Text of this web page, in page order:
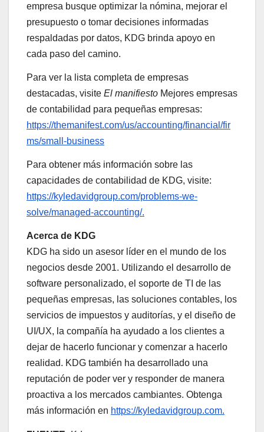
empresa busque optimizar la nómina, mejorar el
presupuesto o tomar decisiones informadas
respaldadas por datos, KDG brinda apoyo en
cada paso del camino.
Para ver la lista completa de empresas
destacadas, visite El manifiesto Mejores empresas
de contabilidad para pequeñas empresas:
https://themanifest.com/us/accounting/financial/fir
ms/small-business
Para obtener más información sobre las
capacidades de contabilidad de KDG, visite:
https://kyledavidgroup.com/problems-we-
solve/managed-accounting/.
Acerca de KDG
KDG ha sido un asesor líder en el mundo de los
negocios desde 2001. Utilizando el desarrollo de
software personalizado, el soporte de TI de las
pequeñas empresas, las soluciones contables, los
servicios de impuestos y auditorías, y el diseño de
UI/UX, la compañía ha ayudado a los clientes a
dejar de hacerlo funcionar y comenzar a hacerlo
realidad. KDG también ha desarrollado una
reputación de poder ver y responder de manera
proactiva a los mercados cambiantes. Obtenga
más información en https://kyledavidgroup.com.